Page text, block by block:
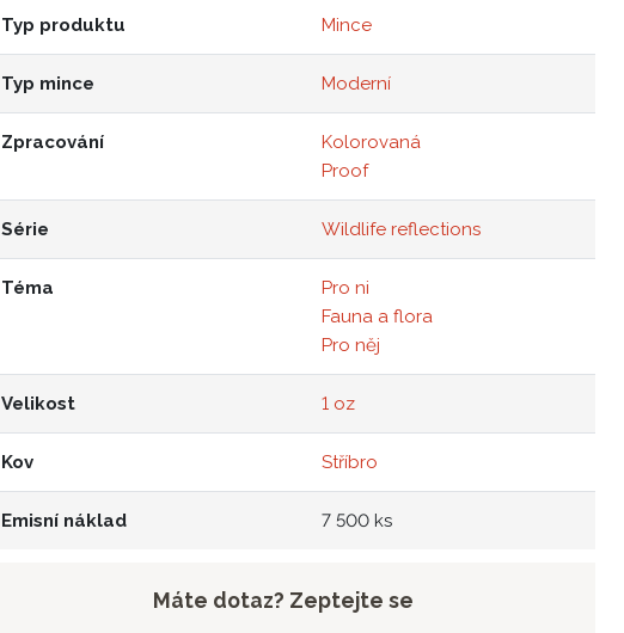
Typ produktu Mince
Typ mince Moderní
Zpracování
Kolorovaná
Proof
Série Wildlife reflections
Téma
Pro ni
Fauna a flora
Pro něj
Velikost 1 oz
Kov Stříbro
Emisní náklad 7 500 ks
Máte dotaz? Zeptejte se